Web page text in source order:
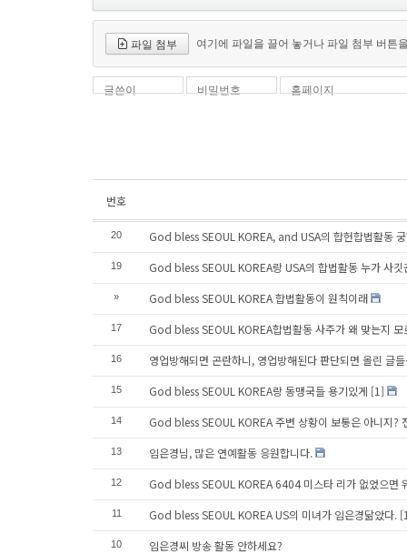
파일 첨부 여기에 파일을 끌어 놓거나 파일 첨부 버튼
글쓴이 비밀번호 홈페이지
번호
20 God bless SEOUL KOREA, and USA의 합헌합법활동
19 God bless SEOUL KOREA랑 USA의 합법활동 누가 사깃
» God bless SEOUL KOREA 합법활동이 원칙이래
17 God bless SEOUL KOREA합법활동 사주가 왜 맞는지 모
16 영업방해되면 곤란하니, 영업방해된다 판단되면 올린 글
15 God bless SEOUL KOREA랑 동맹국들 용기있게 [1]
14 God bless SEOUL KOREA 주변 상황이 보통은 아니지?
13 임은경님, 많은 연예활동 응원합니다.
12 God bless SEOUL KOREA 6404 미스타 리가 없었으면
11 God bless SEOUL KOREA US의 미녀가 임은경닮았다.
10 임은경씨 방송 활동 안하세요?